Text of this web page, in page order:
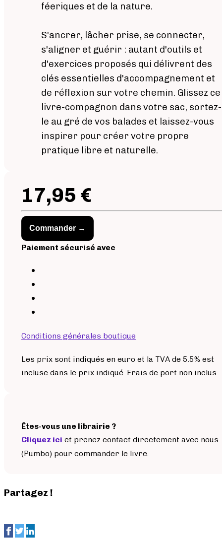
féeriques et de la nature.
S'ancrer, lâcher prise, se connecter,
s'aligner et guérir : autant d'outils et
d'exercices proposés qui délivrent des
clés essentielles d'accompagnement et
de réflexion sur votre chemin. Glissez ce
livre-compagnon dans votre sac, sortez-
le au gré de vos balades et laissez-vous
inspirer pour créer votre propre
pratique libre et naturelle.
17,95 €
Commander →
Paiement sécurisé avec
Conditions générales boutique
Les prix sont indiqués en euro et la TVA de 5.5% est
incluse dans le prix indiqué. Frais de port non inclus.
Êtes-vous une librairie ?
Cliquez ici et prenez contact directement avec nous
(Pumbo) pour commander le livre.
Partagez !